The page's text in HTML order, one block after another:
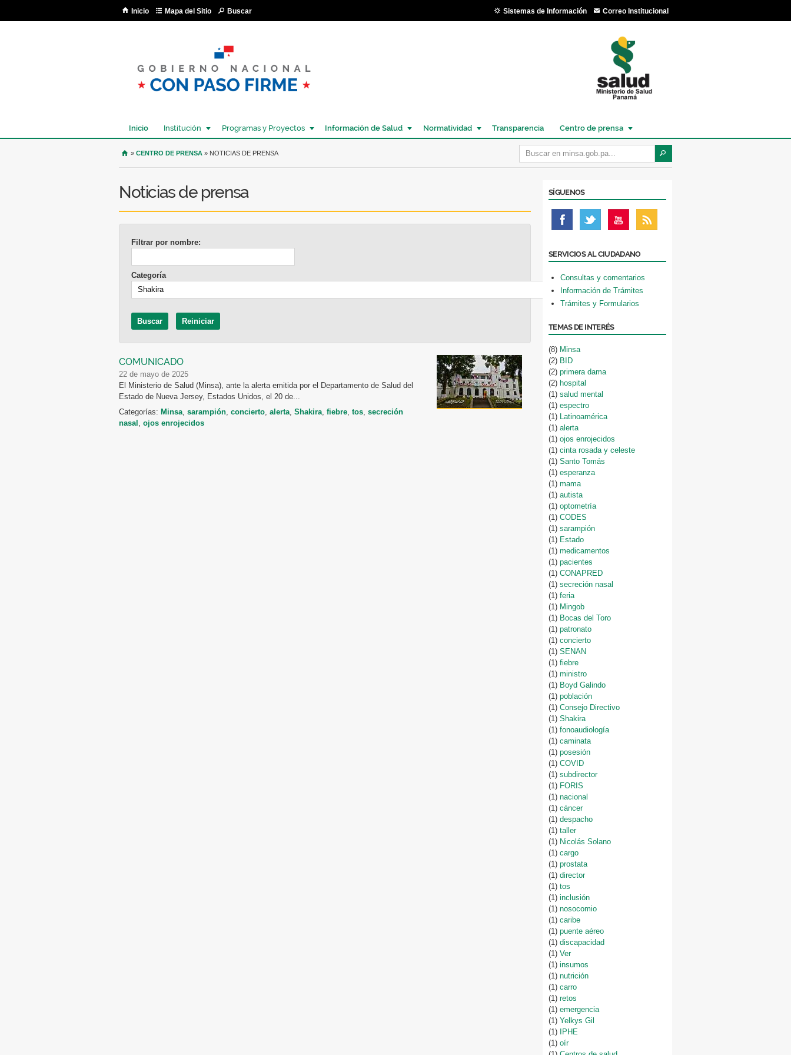
Inicio Mapa del Sitio Buscar Sistemas de Información Correo Institucional
Inicio Institución Programas y Proyectos Información de Salud Normatividad Transparencia Centro de prensa
USTED SE ENCUENTRA AQUÍ
» CENTRO DE PRENSA » NOTICIAS DE PRENSA
Noticias de prensa
Filtrar por nombre:
Categoría
COMUNICADO
22 de mayo de 2025
El Ministerio de Salud (Minsa), ante la alerta emitida por el Departamento de Salud del
Estado de Nueva Jersey, Estados Unidos, el 20 de...
Categorías: Minsa sarampión concierto alerta Shakira fiebre tos secreción
nasal ojos enrojecidos
SÍGUENOS
SERVICIOS AL CIUDADANO
Consultas y comentarios
Información de Trámites
Trámites y Formularios
TEMAS DE INTERÉS
(8) Minsa
(2) BID
(2) primera dama
(2) hospital
(1) salud mental
(1) espectro
(1) Latinoamérica
(1) alerta
(1) ojos enrojecidos
(1) cinta rosada y celeste
(1) Santo Tomás
(1) esperanza
(1) mama
(1) autista
(1) optometría
(1) CODES
(1) sarampión
(1) Estado
(1) medicamentos
(1) pacientes
(1) CONAPRED
(1) secreción nasal
(1) feria
(1) Mingob
(1) Bocas del Toro
(1) patronato
(1) concierto
(1) SENAN
(1) fiebre
(1) ministro
(1) Boyd Galindo
(1) población
(1) Consejo Directivo
(1) Shakira
(1) fonoaudiología
(1) caminata
(1) posesión
(1) COVID
(1) subdirector
(1) FORIS
(1) nacional
(1) cáncer
(1) despacho
(1) taller
(1) Nicolás Solano
(1) cargo
(1) prostata
(1) director
(1) tos
(1) inclusión
(1) nosocomio
(1) caribe
(1) puente aéreo
(1) discapacidad
(1) Ver
(1) insumos
(1) nutrición
(1) carro
(1) retos
(1) emergencia
(1) Yelkys Gil
(1) IPHE
(1) oír